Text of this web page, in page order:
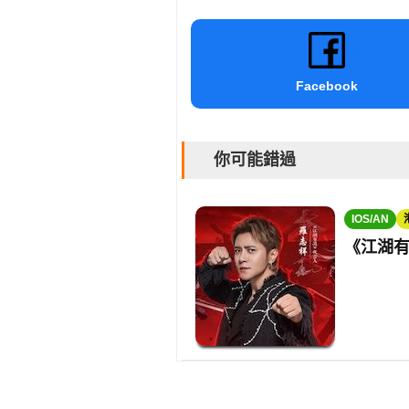
Facebook
你可能錯過
IOS/AN
《江湖